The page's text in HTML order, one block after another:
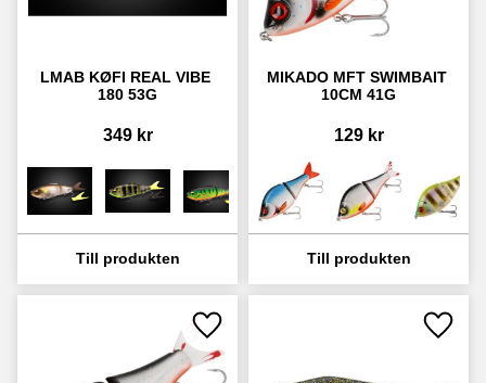
LMAB KØFI REAL VIBE
180 53G
349kr
MIKADO MFT SWIMBAIT
10CM 41G
129kr
Lägg till i favoriter Lägg